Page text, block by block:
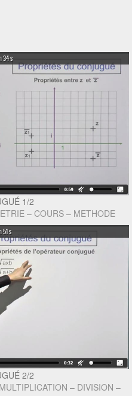
34 s
1/2
– COURS – METHODE
51 s
2/2
– DIVISION –